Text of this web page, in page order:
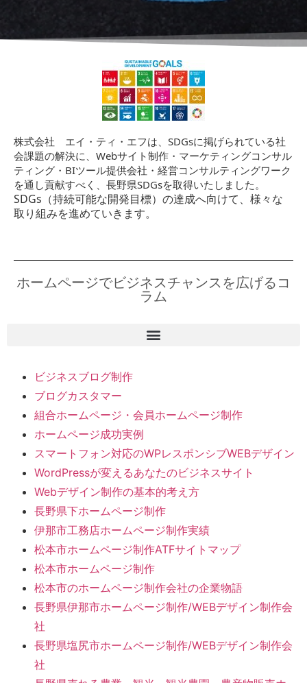
株式会社 エイ・ティ・エフは、SDGsに掲げられている社
会課題の解決に、Webサイト制作・マーケティングコンサル
ティング・BIツール提供会社・経営コンサルティングワーク
を通し貢献すべく、長野県SDGsを取得いたしました。
SDGs（持続可能な開発目標）の達成へ向けて、様々な
取り組みを進めていきます。
ホームページでビジネスチャンスを広げるコ
ラム
ビジネスブログ制作
ブログカスタマー
組合ホームページ・会員ホームページ制作
ホームページ成功実例
スマートフォン対応のWPレスポンシブWEBデザイン
WordPressが変えるあなたのビジネスサイト
Webデザイン制作の基本的考え方
長野県下ホームページ制作
伊那市工務店ホームページ制作実績
松本市ホームページ制作ATFサイトマップ
松本市ホームページ制作
松本市のホームページ制作会社の企業物語
長野県伊那市ホームページ制作/WEBデザイン制作会
社
長野県塩尻市ホームページ制作/WEBデザイン制作会
社